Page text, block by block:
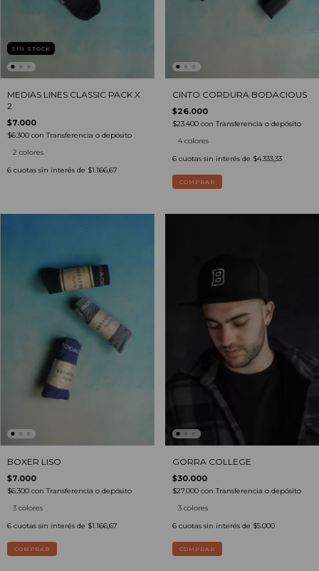
SIN STOCK
MEDIAS LINES CLASSIC PACK X
2
$7.000
$6.300 con Transferencia o depósito
2 colores
6 cuotas sin interés de $1.166,67
CINTO CORDURA BODACIOUS
$26.000
$23.400 con Transferencia o depósito
4 colores
6 cuotas sin interés de $4.333,33
COMPRAR
BOXER LISO
$7.000
$6.300 con Transferencia o depósito
3 colores
6 cuotas sin interés de $1.166,67
COMPRAR
GORRA COLLEGE
$30.000
$27.000 con Transferencia o depósito
3 colores
6 cuotas sin interés de $5.000
COMPRAR